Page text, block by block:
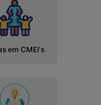
em CMEI's